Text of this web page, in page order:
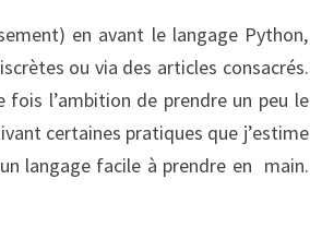
en avant le langage Python,
ou via des articles consacrés.
fois l’ambition de prendre un peu le
certaines pratiques que j’estime
langage facile à prendre en main.